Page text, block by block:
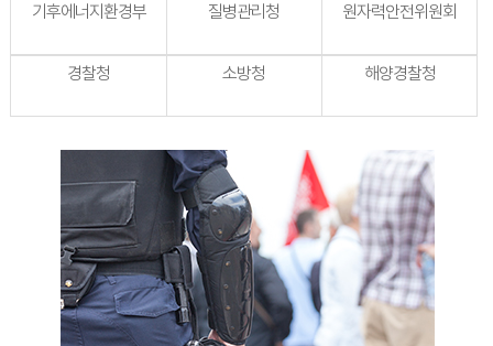
기후에너지환경부 질병관리청 원자력안전위원회
경찰청 소방청 해양경찰청